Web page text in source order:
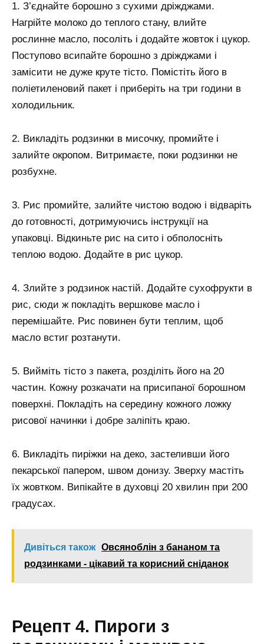
1. З’єднайте борошно з сухими дріжджами.
Нагрійте молоко до теплого стану, влийте
рослинне масло, посоліть і додайте жовток і цукор.
Поступово всипайте борошно з дріжджами і
замісити не дуже круте тісто. Помістіть його в
поліетиленовий пакет і приберіть на три години в
холодильник.
2. Викладіть родзинки в мисочку, промийте і
залийте окропом. Витримаєте, поки родзинки не
розбухне.
3. Рис промийте, залийте чистою водою і відваріть
до готовності, дотримуючись інструкції на
упаковці. Відкиньте рис на сито і обполосніть
теплою водою. Додайте в рис цукор.
4. Злийте з родзинок настій. Додайте сухофрукти в
рис, сюди ж покладіть вершкове масло і
перемішайте. Рис повинен бути теплим, щоб
масло встиг розтанути.
5. Вийміть тісто з пакета, розділіть його на 20
частин. Кожну розкачати на присипаної борошном
поверхні. Покладіть на середину кожного ложку
рисової начинки і добре заліпіть краю.
6. Викладіть пиріжки на деко, застеливши його
пекарської папером, швом донизу. Зверху мастіть
їх жовтком. Випікайте в духовці 20 хвилин при 200
градусах.
Дивіться також Овсяноблін з бананом та
родзинками - цікавий та корисний сніданок
Рецепт 4. Пироги з